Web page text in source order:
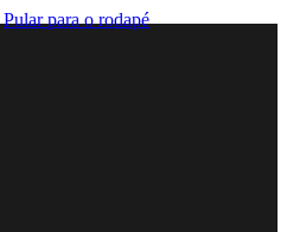
Pular para o rodapé